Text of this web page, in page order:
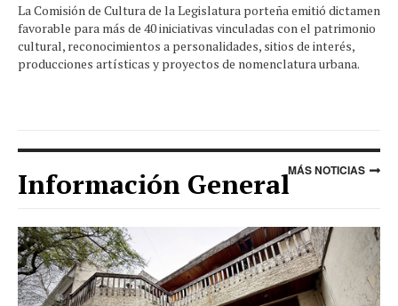
La Comisión de Cultura de la Legislatura porteña emitió dictamen
favorable para más de 40 iniciativas vinculadas con el patrimonio
cultural, reconocimientos a personalidades, sitios de interés,
producciones artísticas y proyectos de nomenclatura urbana.
Información GeneralMÁS NOTICIAS